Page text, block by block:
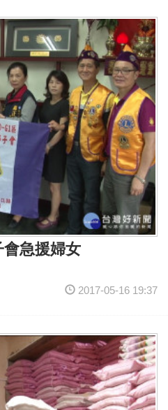
急援婦女
2017-05-16 19:37